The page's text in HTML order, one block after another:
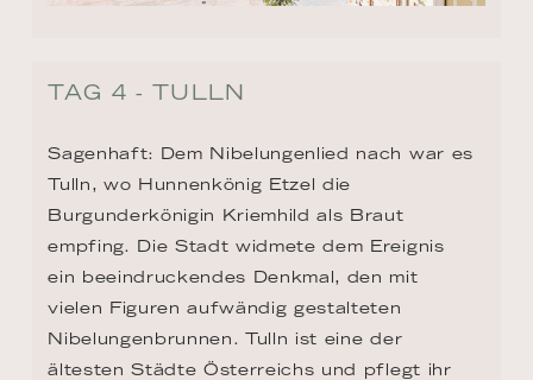
TAG 4 - TULLN
Sagenhaft: Dem Nibelungenlied nach war es
Tulln, wo Hunnenkönig Etzel die
Burgunderkönigin Kriemhild als Braut
empfing. Die Stadt widmete dem Ereignis
ein beeindruckendes Denkmal, den mit
vielen Figuren aufwändig gestalteten
Nibelungenbrunnen. Tulln ist eine der
ältesten Städte Österreichs und pflegt ihr